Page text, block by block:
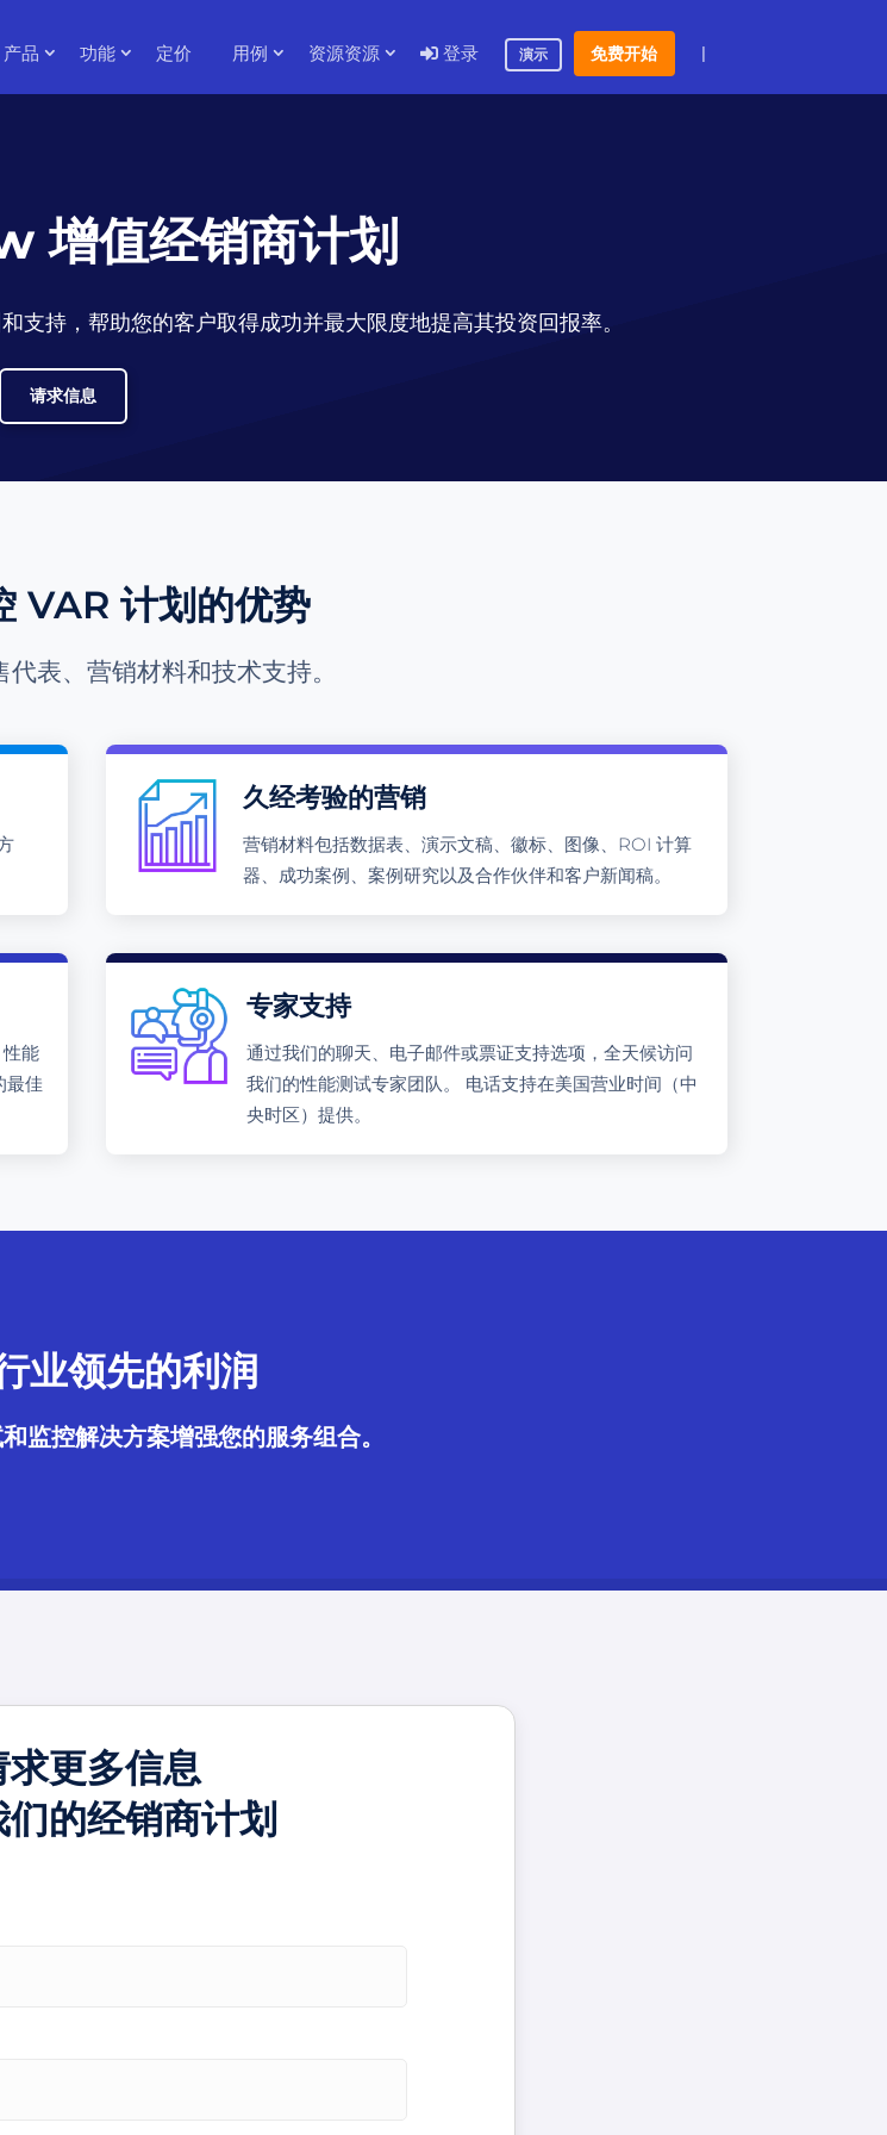
产品 功能 定价 用例 资源资源 登录 演示 免费开始 |
增值经销商计划
持，帮助您的客户取得成功并最大限度地提高其投资回报率。
请求信息
VAR 计划的优势
表、营销材料和技术支持。
久经考验的营销
营销材料包括数据表、演示文稿、徽标、图像、ROI 计算
器、成功案例、案例研究以及合作伙伴和客户新闻稿。
能
最佳
专家支持
通过我们的聊天、电子邮件或票证支持选项，全天候访问
我们的性能测试专家团队。 电话支持在美国营业时间（中
央时区）提供。
业领先的利润
监控解决方案增强您的服务组合。
求更多信息
的经销商计划